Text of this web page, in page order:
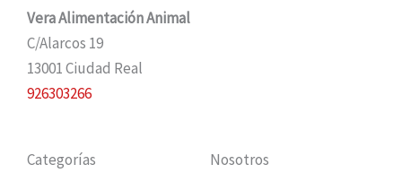
Vera Alimentación Animal
C/Alarcos 19
13001 Ciudad Real
926303266
Categorías Nosotros